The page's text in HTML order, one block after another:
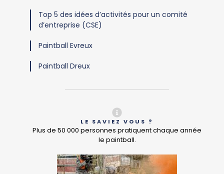
Top 5 des idées d’activités pour un comité
d’entreprise (CSE)
Paintball Evreux
Paintball Dreux
LE SAVIEZ VOUS ?
Plus de 50 000 personnes pratiquent chaque année
le paintball.